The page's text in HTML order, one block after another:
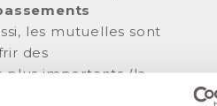
les mutuelles sont
des
plus importants (la